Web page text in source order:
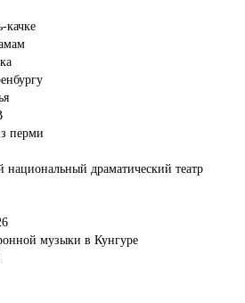
качке
перми
драматический театр
музыки в Кунгуре